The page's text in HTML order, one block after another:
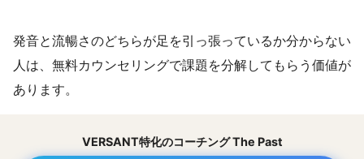
発音と流暢さのどちらが足を引っ張っているか分からない
人は、無料カウンセリングで課題を分解してもらう価値が
あります。
VERSANT特化のコーチング The Past